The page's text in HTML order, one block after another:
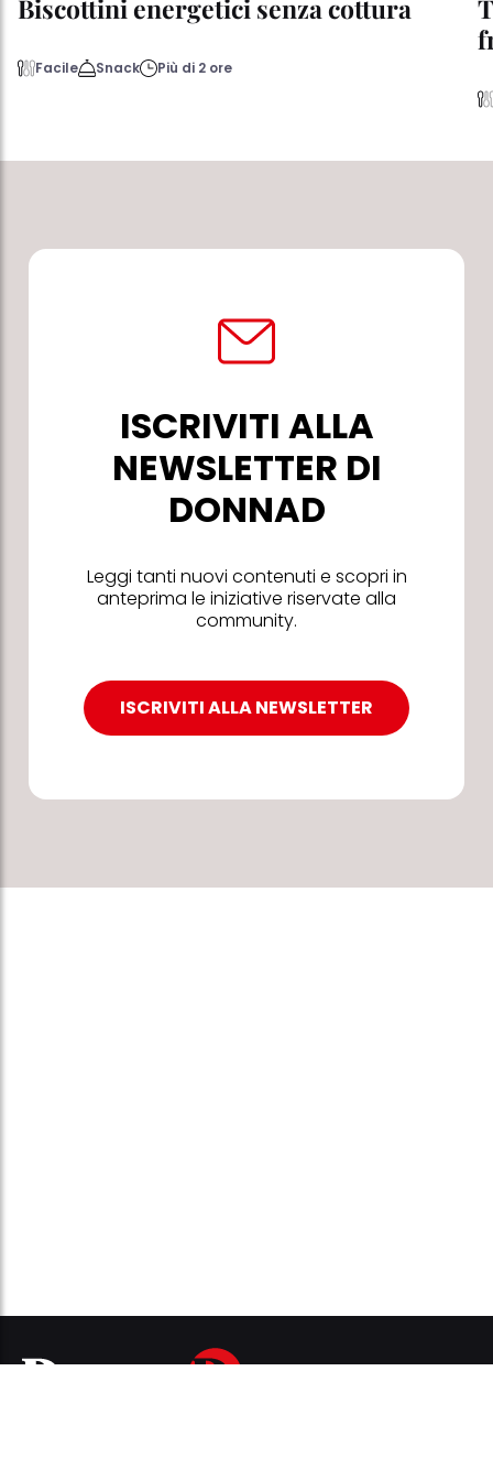
Biscottini energetici senza cottura
Facile Snack Più di 2 ore
ISCRIVITI ALLA
NEWSLETTER DI
DONNAD
Leggi tanti nuovi contenuti e scopri in
anteprima le iniziative riservate alla
community.
ISCRIVITI ALLA NEWSLETTER